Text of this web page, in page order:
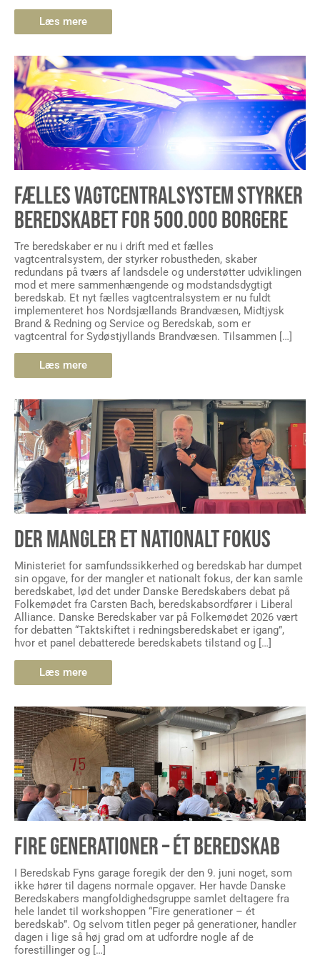
Læs mere
FÆLLES VAGTCENTRALSYSTEM STYRKER
BEREDSKABET FOR 500.000 BORGERE
Tre beredskaber er nu i drift med et fælles
vagtcentralsystem, der styrker robustheden, skaber
redundans på tværs af landsdele og understøtter udviklingen
mod et mere sammenhængende og modstandsdygtigt
beredskab. Et nyt fælles vagtcentralsystem er nu fuldt
implementeret hos Nordsjællands Brandvæsen, Midtjysk
Brand & Redning og Service og Beredskab, som er
vagtcentral for Sydøstjyllands Brandvæsen. Tilsammen […]
Læs mere
DER MANGLER ET NATIONALT FOKUS
Ministeriet for samfundssikkerhed og beredskab har dumpet
sin opgave, for der mangler et nationalt fokus, der kan samle
beredskabet, lød det under Danske Beredskabers debat på
Folkemødet fra Carsten Bach, beredskabsordfører i Liberal
Alliance. Danske Beredskaber var på Folkemødet 2026 vært
for debatten “Taktskiftet i redningsberedskabet er igang”,
hvor et panel debatterede beredskabets tilstand og […]
Læs mere
FIRE GENERATIONER – ÉT BEREDSKAB
I Beredskab Fyns garage foregik der den 9. juni noget, som
ikke hører til dagens normale opgaver. Her havde Danske
Beredskabers mangfoldighedsgruppe samlet deltagere fra
hele landet til workshoppen “Fire generationer – ét
beredskab”. Og selvom titlen peger på generationer, handler
dagen i lige så høj grad om at udfordre nogle af de
forestillinger og […]